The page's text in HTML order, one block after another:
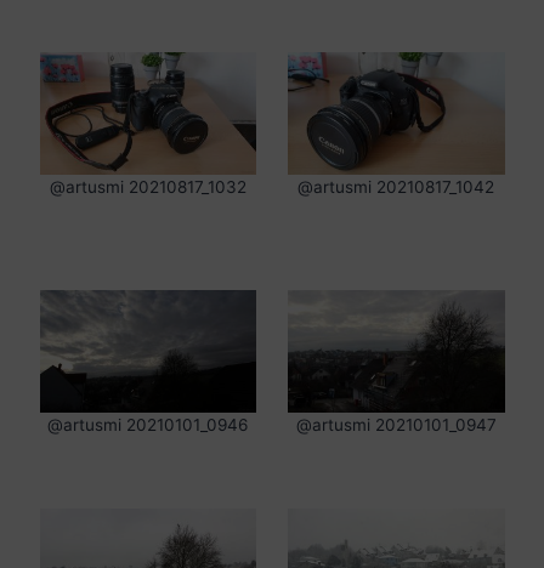
@artusmi 20210817_1032 @artusmi 20210817_1042
@artusmi 20210101_0946 @artusmi 20210101_0947